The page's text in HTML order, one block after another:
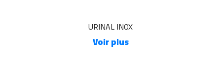
URINAL INOX
Voir plus